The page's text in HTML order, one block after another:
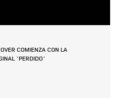
COMIENZA CON LA
`PERDIDO´